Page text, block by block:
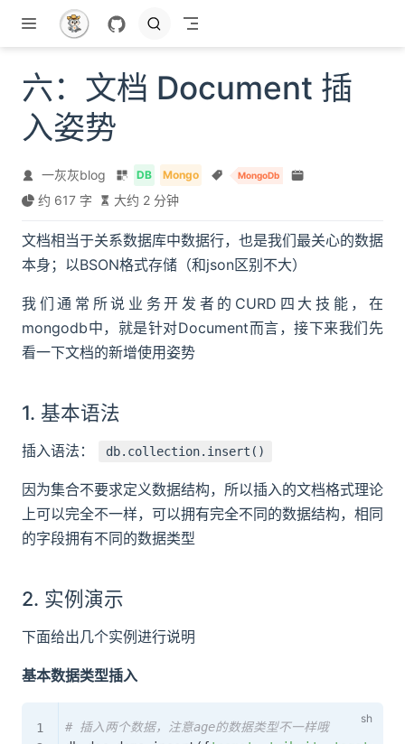
跳至主要內容
六：文档 Document 插
入姿势
一灰灰blog DB Mongo MongoDb
约 617 字 大约 2 分钟
文档相当于关系数据库中数据行，也是我们最关心的数据
本身；以BSON格式存储（和json区别不大）
我们通常所说业务开发者的CURD四大技能，在
mongodb中，就是针对Document而言，接下来我们先
看一下文档的新增使用姿势
1. 基本语法
插入语法： db.collection.insert()
因为集合不要求定义数据结构，所以插入的文档格式理论
上可以完全不一样，可以拥有完全不同的数据结构，相同
的字段拥有不同的数据类型
2. 实例演示
下面给出几个实例进行说明
基本数据类型插入
# 插入两个数据，注意age的数据类型不一样哦